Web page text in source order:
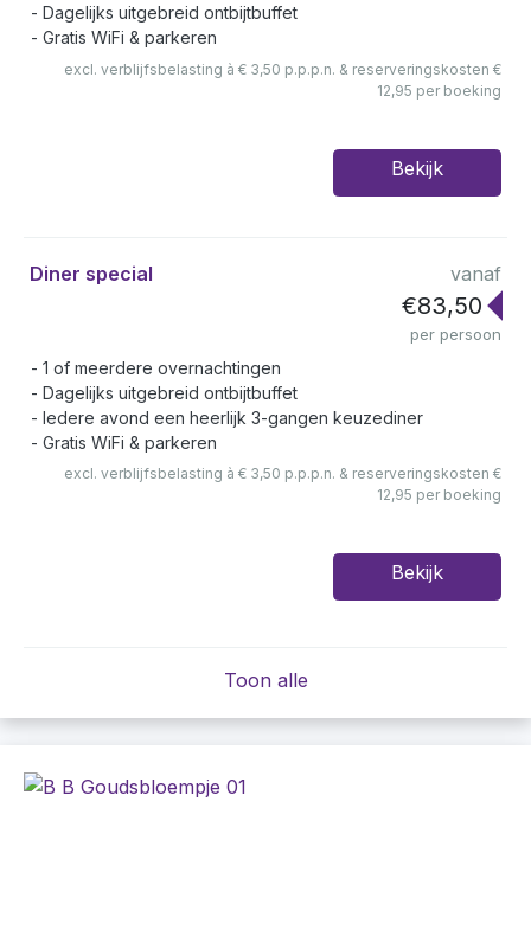
Dagelijks uitgebreid ontbijtbuffet
Gratis WiFi & parkeren
excl. verblijfsbelasting à € 3,50 p.p.p.n. & reserveringskosten €
12,95 per boeking
Bekijk
Diner special vanaf
€83,50
per persoon
1 of meerdere overnachtingen
Dagelijks uitgebreid ontbijtbuffet
Iedere avond een heerlijk 3-gangen keuzediner
Gratis WiFi & parkeren
excl. verblijfsbelasting à € 3,50 p.p.p.n. & reserveringskosten €
12,95 per boeking
Bekijk
Toon alle